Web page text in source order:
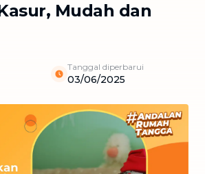
Mudah dan
Tanggal diperbarui
03/06/2025